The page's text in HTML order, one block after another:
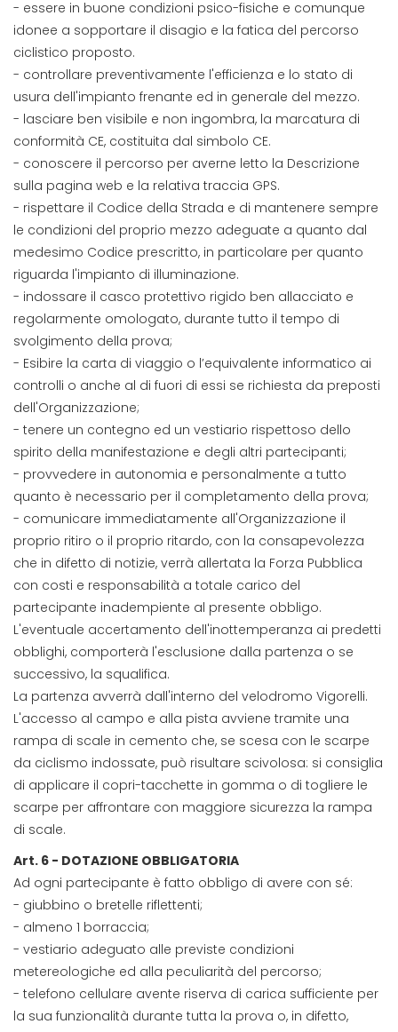
- essere in buone condizioni psico-fisiche e comunque
idonee a sopportare il disagio e la fatica del percorso
ciclistico proposto.
- controllare preventivamente l'efficienza e lo stato di
usura dell'impianto frenante ed in generale del mezzo.
- lasciare ben visibile e non ingombra, la marcatura di
conformità CE, costituita dal simbolo CE.
- conoscere il percorso per averne letto la Descrizione
sulla pagina web e la relativa traccia GPS.
- rispettare il Codice della Strada e di mantenere sempre
le condizioni del proprio mezzo adeguate a quanto dal
medesimo Codice prescritto, in particolare per quanto
riguarda l'impianto di illuminazione.
- indossare il casco protettivo rigido ben allacciato e
regolarmente omologato, durante tutto il tempo di
svolgimento della prova;
- Esibire la carta di viaggio o l’equivalente informatico ai
controlli o anche al di fuori di essi se richiesta da preposti
dell'Organizzazione;
- tenere un contegno ed un vestiario rispettoso dello
spirito della manifestazione e degli altri partecipanti;
- provvedere in autonomia e personalmente a tutto
quanto è necessario per il completamento della prova;
- comunicare immediatamente all'Organizzazione il
proprio ritiro o il proprio ritardo, con la consapevolezza
che in difetto di notizie, verrà allertata la Forza Pubblica
con costi e responsabilità a totale carico del
partecipante inadempiente al presente obbligo.
L'eventuale accertamento dell'inottemperanza ai predetti
obblighi, comporterà l'esclusione dalla partenza o se
successivo, la squalifica.
La partenza avverrà dall'interno del velodromo Vigorelli.
L'accesso al campo e alla pista avviene tramite una
rampa di scale in cemento che, se scesa con le scarpe
da ciclismo indossate, può risultare scivolosa: si consiglia
di applicare il copri-tacchette in gomma o di togliere le
scarpe per affrontare con maggiore sicurezza la rampa
di scale.
Art. 6 - DOTAZIONE OBBLIGATORIA
Ad ogni partecipante è fatto obbligo di avere con sé:
- giubbino o bretelle riflettenti;
- almeno 1 borraccia;
- vestiario adeguato alle previste condizioni
metereologiche ed alla peculiarità del percorso;
- telefono cellulare avente riserva di carica sufficiente per
la sua funzionalità durante tutta la prova o, in difetto,